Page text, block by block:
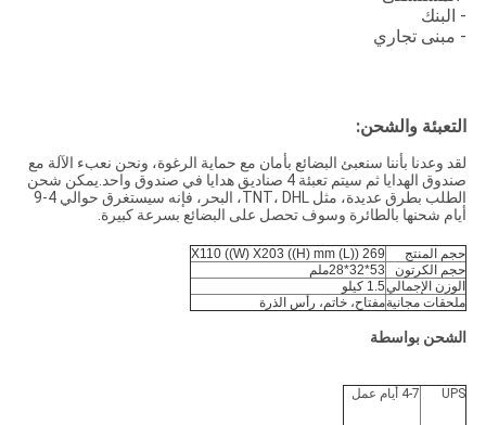
- البنك
- مبنى تجاري
التعبئة والشحن:
لقد وعدنا بأننا سنعبئ البضائع بأمان مع حماية الرغوة، ونحن نعبء الآلة مع
صندوق الهدايا ثم سيتم تعبئة 4 صناديق هدايا في صندوق واحد.يمكن شحن
الطلب بطرق عديدة، مثل TNT، DHL، البحر، فإنه سيستغرق حوالي 4-9
أيام شحنها بالطائرة وسوف تحصل على البضائع بسرعة كبيرة.
حجم المنتج
269 ((L) X110 ((W) X203 ((H) mm
حجم الكرتون
53*32*28ملم
الوزن الإجمالي1.5 كيلو
ملحقات مجانيةمفتاح، خاتم، رأس الذرة
الشحن بواسطة
UPS 4-7 أيام عمل